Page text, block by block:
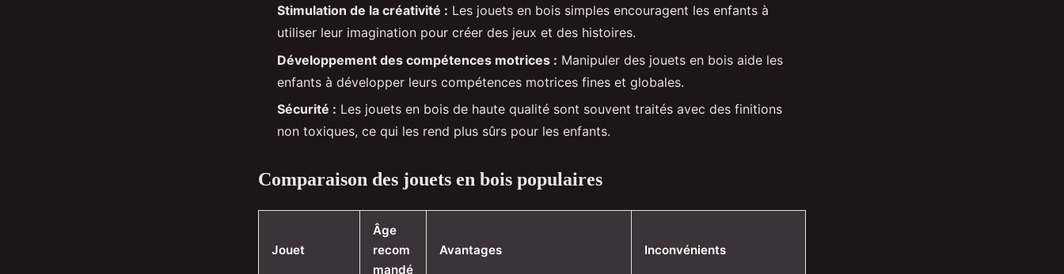
Stimulation de la créativité : Les jouets en bois simples encouragent les enfants à
utiliser leur imagination pour créer des jeux et des histoires.
Développement des compétences motrices : Manipuler des jouets en bois aide les
enfants à développer leurs compétences motrices fines et globales.
Sécurité : Les jouets en bois de haute qualité sont souvent traités avec des finitions
non toxiques, ce qui les rend plus sûrs pour les enfants.
Comparaison des jouets en bois populaires
Jouet
Âge
recom
mandé
Avantages Inconvénients